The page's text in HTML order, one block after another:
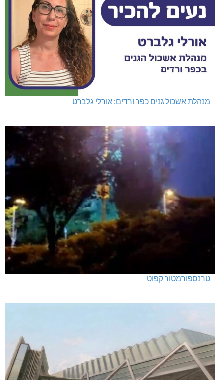
מנהלת אשכול גנים כפר ורדים: אורלי גלברט
טרנספורמטור קפוט